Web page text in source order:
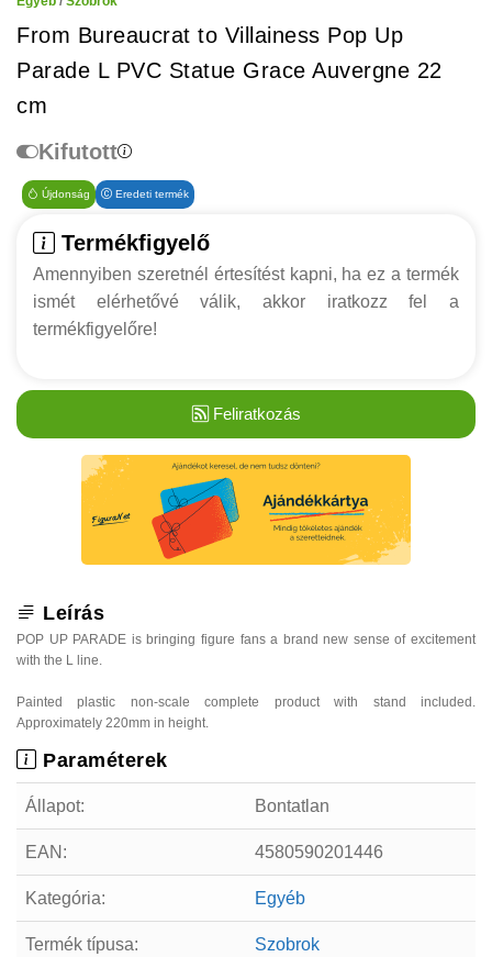
From Bureaucrat to Villainess Pop Up
Parade L PVC Statue Grace Auvergne 22
cm
Kifutott
Újdonság Eredeti termék
Termékfigyelő
Amennyiben szeretnél értesítést kapni, ha ez a termék
ismét elérhetővé válik, akkor iratkozz fel a
termékfigyelőre!
Feliratkozás
Leírás
POP UP PARADE is bringing figure fans a brand new sense of excitement
with the L line.
Painted plastic non-scale complete product with stand included.
Approximately 220mm in height.
Paraméterek
Állapot: Bontatlan
EAN: 4580590201446
Kategória: Egyéb
Termék típusa: Szobrok